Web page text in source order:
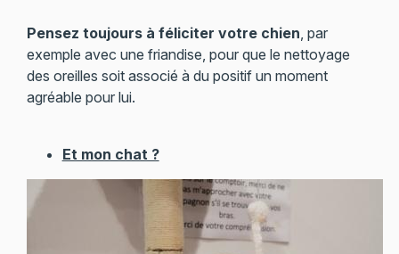
Pensez toujours à féliciter votre chien, par
exemple avec une friandise, pour que le nettoyage
des oreilles soit associé à du positif un moment
agréable pour lui.
Et mon chat ?